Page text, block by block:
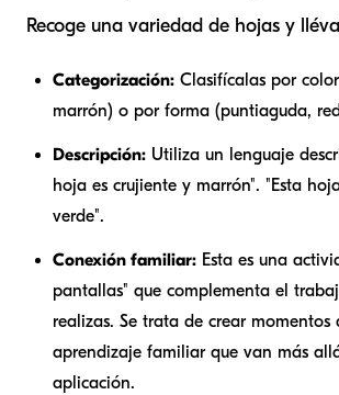
Recoge una variedad de hojas y
Categorización: Clasifícalas por
marrón) o por forma (puntiaguda,
Descripción: Utiliza un lenguaje
hoja es crujiente y marrón". "Esta
verde".
Conexión familiar: Esta es una
pantallas" que complementa el
realizas. Se trata de crear momentos
aprendizaje familiar que van más
aplicación.